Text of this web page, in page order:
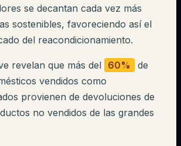
se decantan cada vez más
sostenibles, favoreciendo así el
del reacondicionamiento.
revelan que más del 60%
de
vendidos como
provienen de devoluciones de
no vendidos de las grandes